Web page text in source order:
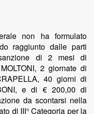
non ha formulato
raggiunto dalle parti
di 2 mesi di
2 giornate di
40 giorni di
e di € 200,00 di
da scontarsi nella
di III° Categoria per la